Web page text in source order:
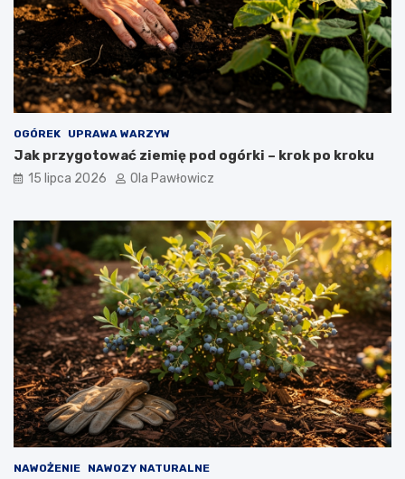
OGÓREK UPRAWA WARZYW
Jak przygotować ziemię pod ogórki – krok po kroku
15 lipca 2026 Ola Pawłowicz
NAWOŻENIE NAWOZY NATURALNE